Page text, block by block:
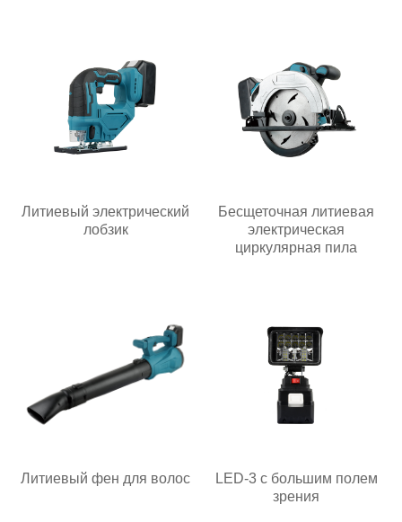
Литиевый электрический
лобзик
Бесщеточная литиевая
электрическая
циркулярная пила
Литиевый фен для волос
LED-3 с большим полем
зрения